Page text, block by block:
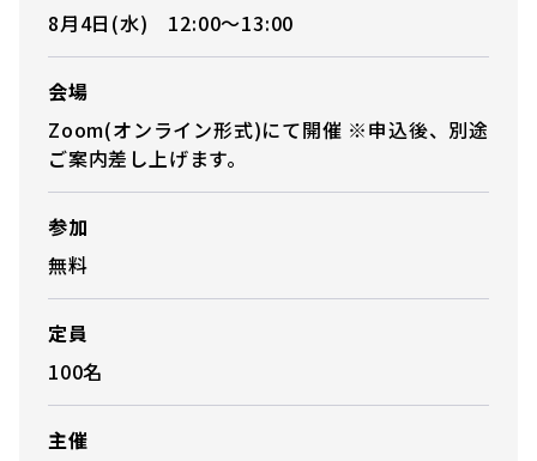
8月4日(水) 12:00〜13:00
会場
Zoom(オンライン形式)にて開催 ※申込後、別途
ご案内差し上げます。
参加
無料
定員
100名
主催